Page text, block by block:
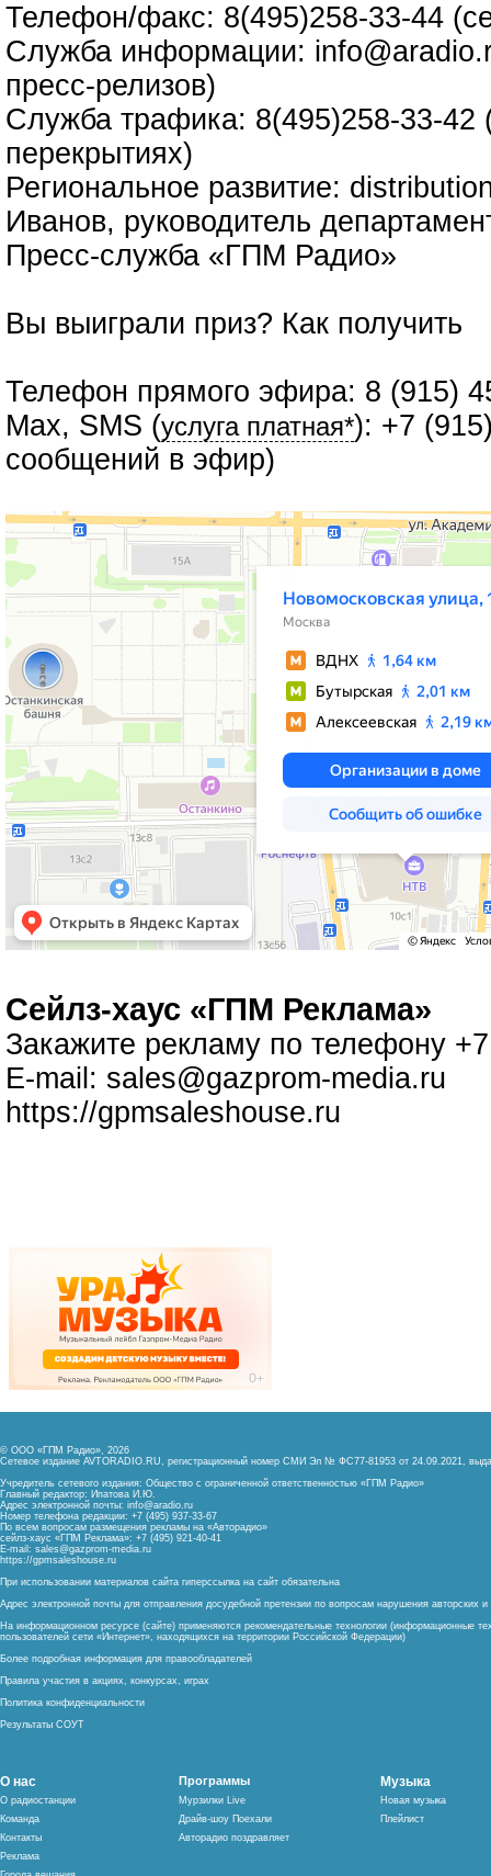
Телефон/факс: 8(495)258-33-44
Служба информации:
пресс-релизов)
Служба трафика: 8(495)258-33-42
перекрытиях)
Региональное развитие:
Иванов, руководитель
Пресс-служба «ГПМ Радио»
Вы выиграли приз? Как получить
Телефон прямого эфира: 8 (915)
Max, SMS (услуга платная*): +7
сообщений в эфир)
Cейлз-хаус «ГПМ Реклама»
Закажите рекламу по телефону
E-mail: sales@gazprom-media.ru
https://gpmsaleshouse.ru
© ООО «ГПМ Радио», 2026
Сетевое издание AVTORADIO.RU, регистрационный номер СМИ Эл № ФС77-81953 от 24.09.2021,
Учредитель сетевого издания: Общество с ограниченной ответственностью «ГПМ Радио»
Главный редактор: Ипатова И.Ю.
Адрес электронной почты: info@aradio.ru
Номер телефона редакции: +7 (495) 937-33-67
По всем вопросам размещения рекламы на «Авторадио»
сейлз-хаус «ГПМ Реклама»: +7 (495) 921-40-41
E-mail: sales@gazprom-media.ru
https://gpmsaleshouse.ru
При использовании материалов сайта гиперссылка на сайт обязательна
Адрес электронной почты для отправления досудебной претензии по вопросам нарушения авторских
На информационном ресурсе (сайте) применяются рекомендательные технологии (информационные
пользователей сети «Интернет», находящихся на территории Российской Федерации)
Более подробная информация для правообладателей
Правила участия в акциях, конкурсах, играх
Политика конфиденциальности
Результаты СОУТ
О нас
О радиостанции
Команда
Контакты
Реклама
Программы
Мурзилки Live
Драйв-шоу Поехали
Авторадио поздравляет
Музыка
Новая музыка
Плейлист